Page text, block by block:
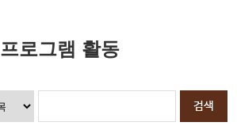
프로그램 활동